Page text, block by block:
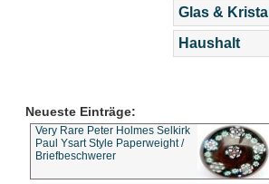
Glas & Kristall
Haushalt
Neueste Einträge:
Very Rare Peter Holmes Selkirk
Paul Ysart Style Paperweight /
Briefbeschwerer